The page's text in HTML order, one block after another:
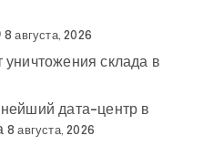
8 августа, 2026
склада в
дата-центр в
8 августа, 2026